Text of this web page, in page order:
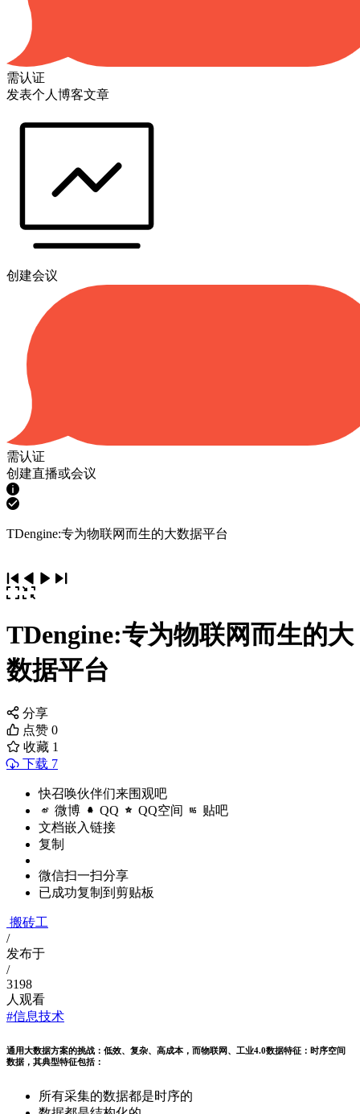
需认证
发表个人博客文章
创建会议
需认证
创建直播或会议
TDengine:专为物联网而生的大数据平台
TDengine:专为物联网而生的大
数据平台
分享
点赞 0
收藏 1
下载 7
快召唤伙伴们来围观吧
微博 QQ QQ空间 贴吧
文档嵌入链接
复制
微信扫一扫分享
已成功复制到剪贴板
搬砖工
/
发布于
/
3198
人观看
#信息技术
通用大数据方案的挑战：低效、复杂、高成本，而物联网、工业4.0数据特征：时序空间
数据，其典型特征包括：
所有采集的数据都是时序的